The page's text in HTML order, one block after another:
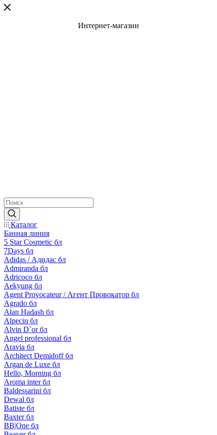
Интернет-магазин
Каталог
Банная линия
5 Star Cosmetic бл
7Days бл
Adidas / Адидас бл
Admiranda бл
Adricoco бл
Aekyung бл
Agent Provocateur / Агент Провокатор бл
Agrado бл
Alan Hadash бл
Alpecin бл
Alvin D`or бл
Angel professional бл
Aravia бл
Architect Demidoff бл
Argan de Luxe бл
Hello, Morning бл
Aroma inter бл
Baldessarini бл
Dewal бл
Batiste бл
Baxter бл
BB|One бл